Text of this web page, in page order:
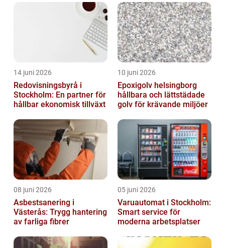
14 juni 2026
Redovisningsbyrå i
Stockholm: En partner för
hållbar ekonomisk tillväxt
10 juni 2026
Epoxigolv helsingborg
hållbara och lättstädade
golv för krävande miljöer
08 juni 2026
Asbestsanering i
Västerås: Trygg hantering
av farliga fibrer
05 juni 2026
Varuautomat i Stockholm:
Smart service för
moderna arbetsplatser